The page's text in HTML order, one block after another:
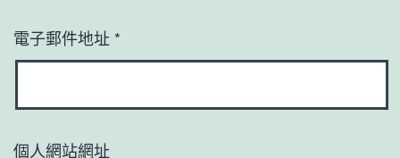
電子郵件地址 *
個人網站網址